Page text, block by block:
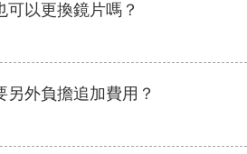
以更換鏡片嗎？
另外負擔追加費用？